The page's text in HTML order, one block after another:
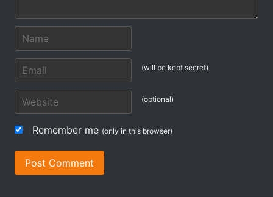
(will be kept secret)
(optional)
Remember me (only in this browser)
Post Comment